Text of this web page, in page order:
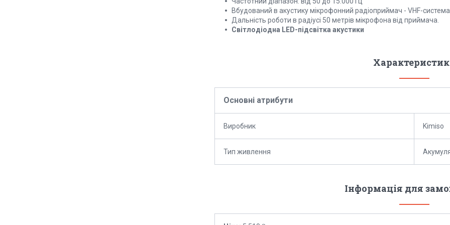
Вбудований в акустику мікрофонний радіоприймач - VHF-система
Дальність роботи в радіусі 50 метрів мікрофона від приймача.
Світлодіодна LED-підсвітка акустики
Основні атрибути
Виробник Kimiso
Тип живлення
Інформація для